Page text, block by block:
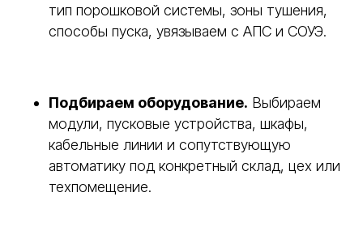
тип порошковой системы, зоны тушения,
способы пуска, увязываем с АПС и СОУЭ.
Подбираем оборудование. Выбираем
модули, пусковые устройства, шкафы,
кабельные линии и сопутствующую
автоматику под конкретный склад, цех или
техпомещение.